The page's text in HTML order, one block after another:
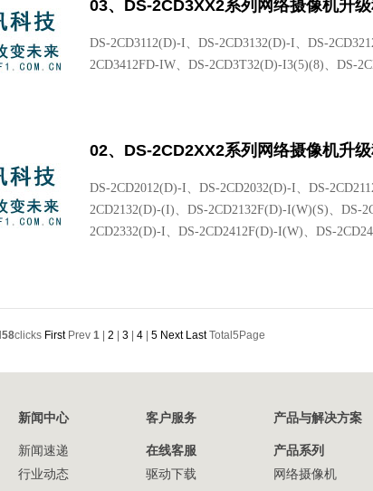
03、DS-2CD3XX2系列网络摄像机升
DS-2CD3112(D)-I、DS-2CD3132(D)-I、DS-
2CD3412FD-IW、DS-2CD3T32(D)-I3(5)(8)、DS-
02、DS-2CD2XX2系列网络摄像机升
DS-2CD2012(D)-I、DS-2CD2032(D)-I、DS-
2CD2132(D)-(I)、DS-2CD2132F(D)-I(W)(S)、DS-
2CD2332(D)-I、DS-2CD2412F(D)-I(W)、DS-
58clicks FirstPrev 1 2 3 4 5 Next LastTotal5Page
新闻中心
新闻速递
行业动态
客户服务
在线客服
驱动下载
产品与解决方案
产品系列
网络摄像机